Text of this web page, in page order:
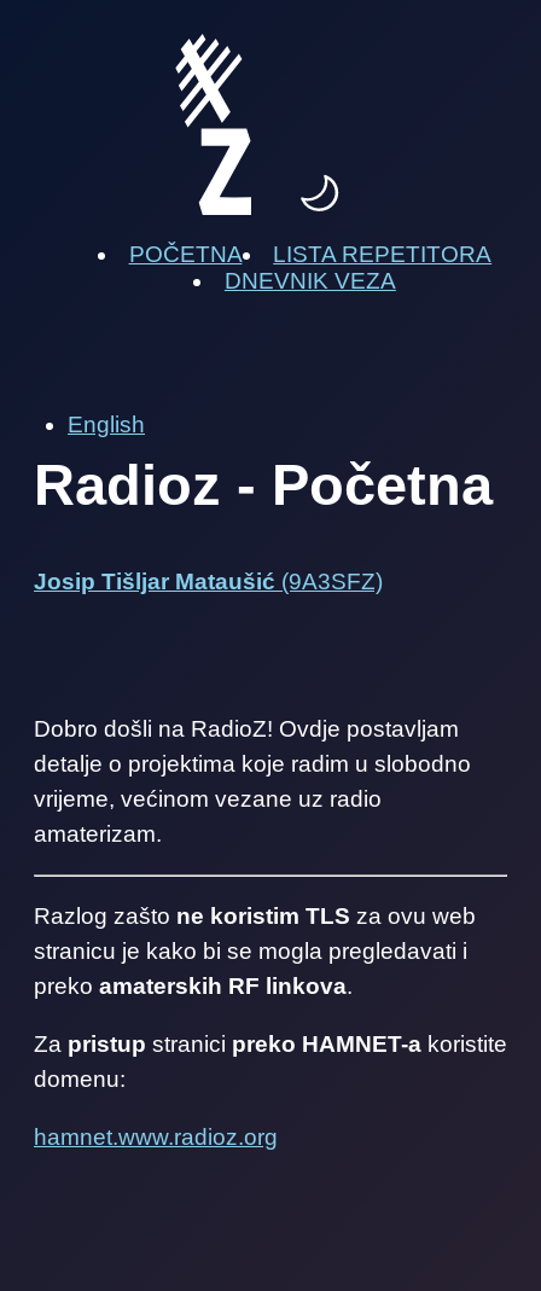
POČETNA
LISTA REPETITORA
DNEVNIK VEZA
English
Radioz - Početna
Josip Tišljar Mataušić (9A3SFZ)
Dobro došli na RadioZ! Ovdje postavljam
detalje o projektima koje radim u slobodno
vrijeme, većinom vezane uz radio
amaterizam.
Razlog zašto ne koristim TLS za ovu web
stranicu je kako bi se mogla pregledavati i
preko amaterskih RF linkova.
Za pristup stranici preko HAMNET-a koristite
domenu:
hamnet.www.radioz.org